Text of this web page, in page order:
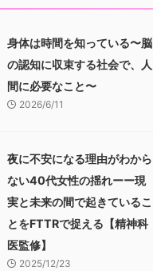
身体は時間を知っている〜脳
の認知に収束する社会で、人
間に必要なこと〜
2026/6/11
夜に不安になる理由がわから
ない40代女性の揺れーー現
実と未来の間で起きているこ
とをFTTRで捉える【精神科
医監修】
2025/12/23